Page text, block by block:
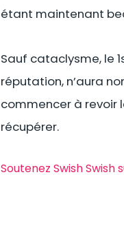
étant maintenant
Sauf cataclysme, le
réputation, n’aura
commencer à revoir
récupérer.
Soutenez Swish Swish